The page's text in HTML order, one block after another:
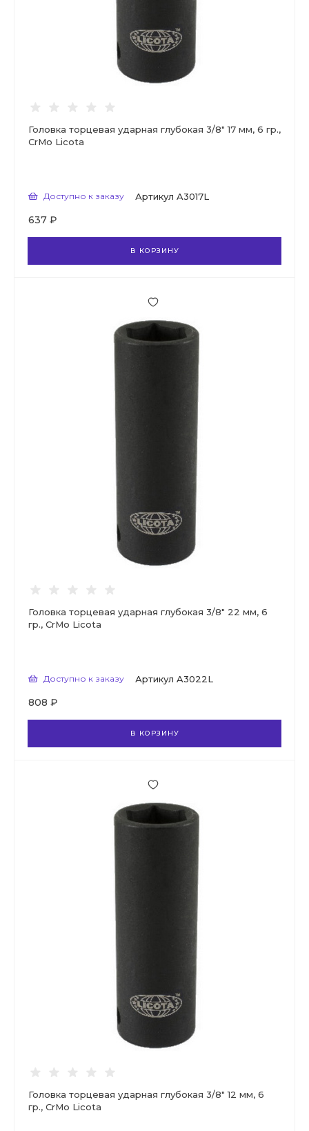
Головка торцевая ударная глубокая 3/8" 17 мм, 6 гр.,
CrMo Licota
Доступно к заказу Артикул A3017L
637 ₽
В КОРЗИНУ
Головка торцевая ударная глубокая 3/8" 22 мм, 6
гр., CrMo Licota
Доступно к заказу Артикул A3022L
808 ₽
В КОРЗИНУ
Головка торцевая ударная глубокая 3/8" 12 мм, 6
гр., CrMo Licota